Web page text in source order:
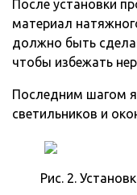
После установки
материал
должно быть
чтобы избежать
Последним шагом
светильников и
Рис. 2.